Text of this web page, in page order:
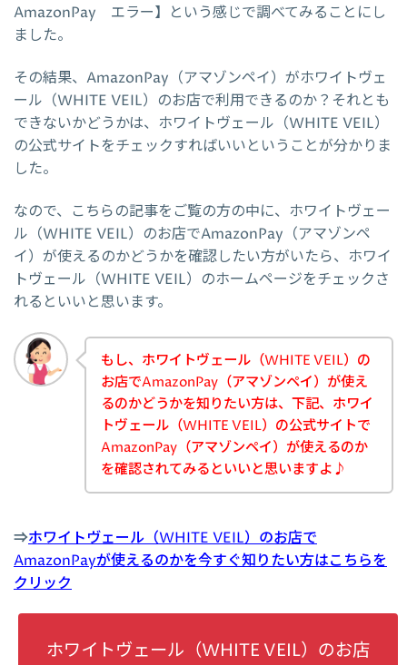
AmazonPay エラー】という感じで調べてみることにし
ました。
その結果、AmazonPay（アマゾンペイ）がホワイトヴェ
ール（WHITE VEIL）のお店で利用できるのか？それとも
できないかどうかは、ホワイトヴェール（WHITE VEIL）
の公式サイトをチェックすればいいということが分かりま
した。
なので、こちらの記事をご覧の方の中に、ホワイトヴェー
ル（WHITE VEIL）のお店でAmazonPay（アマゾンペ
イ）が使えるのかどうかを確認したい方がいたら、ホワイ
トヴェール（WHITE VEIL）のホームページをチェックさ
れるといいと思います。
もし、ホワイトヴェール（WHITE VEIL）の
お店でAmazonPay（アマゾンペイ）が使え
るのかどうかを知りたい方は、下記、ホワイ
トヴェール（WHITE VEIL）の公式サイトで
AmazonPay（アマゾンペイ）が使えるのか
を確認されてみるといいと思いますよ♪
⇒ホワイトヴェール（WHITE VEIL）のお店で
AmazonPayが使えるのかを今すぐ知りたい方はこちらを
クリック
ホワイトヴェール（WHITE VEIL）のお店